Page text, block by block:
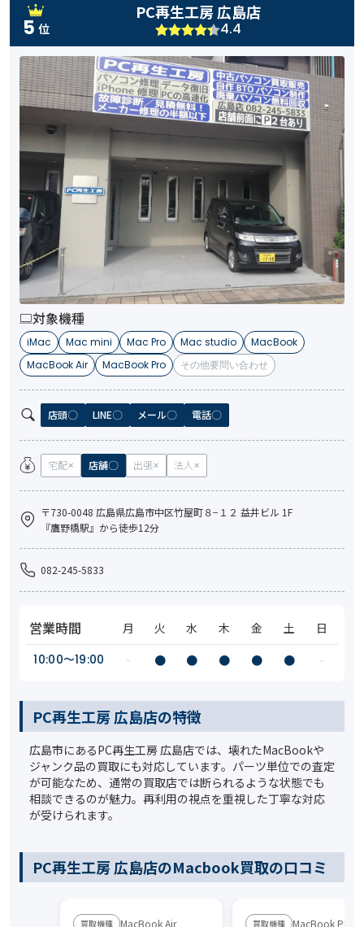
5 位
PC再生工房 広島店
4.4
対象機種
iMac Mac mini Mac Pro Mac studio
MacBook
MacBook Air
MacBook Pro その他要問い合わせ
店頭 LINE メール 電話
宅配 店舗 出張 法人
〒730-0048 広島県広島市中区竹屋町８−１２ 益井ビル 1F
『鷹野橋駅』から徒歩12分
082-245-5833
営業時間 月 火 水 木 金 土
日
10:00〜19:00
- ● ● ● ● ● -
PC再生工房 広島店の特徴
広島市にあるPC再生工房 広島店では、壊れたMacBookや
ジャンク品の買取にも対応しています。パーツ単位での査定
が可能なため、通常の買取店では断られるような状態でも
相談できるのが魅力。再利用の視点を重視した丁寧な対応
が受けられます。
PC再生工房 広島店のMacbook買取の口コミ
MacBook Air MacBook Pro